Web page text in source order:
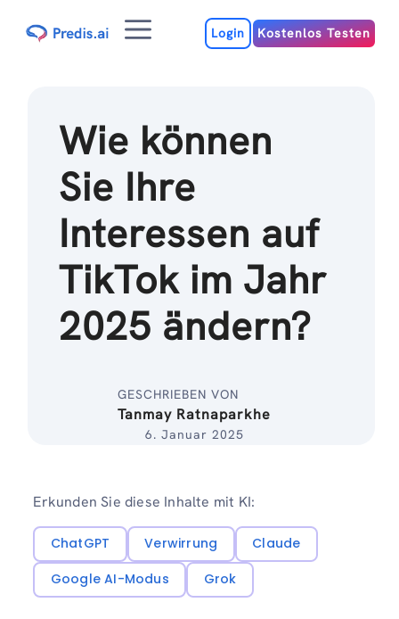
Inhalt
MenuLogin Kostenlos Testen
Wie können
Sie Ihre
Interessen auf
TikTok im Jahr
2025 ändern?
GESCHRIEBEN VON
Tanmay Ratnaparkhe
6. Januar 2025
Erkunden Sie diese Inhalte mit KI:
ChatGPT Verwirrung
Claude
Google AI-Modus
Grok